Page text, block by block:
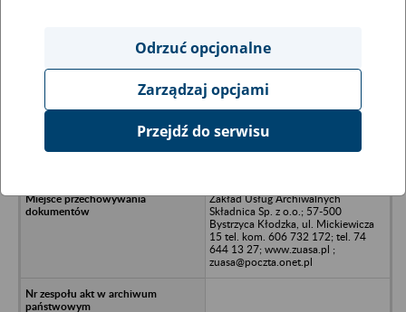
Ukryj wszystkie pozycje bazy
Produkcja i SPrzedaż Dwutlenka
Zakład Usług Archiwalnych
Składnica Sp. z o.o.; 57-500
Bystrzyca Kłodzka, ul. Mickiewicza
15 tel. kom. 606 732 172; tel. 74
644 13 27; www.zuasa.pl ;
zuasa@poczta.onet.pl
Odrzuć opcjonalne
Zarządzaj opcjami
Przejdź do serwisu